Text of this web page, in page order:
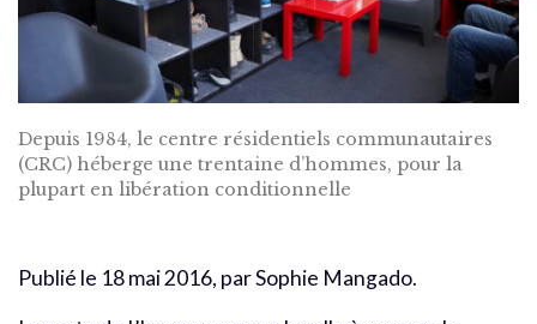
Depuis 1984, le centre résidentiels communautaires
(CRC) héberge une trentaine d’hommes, pour la
plupart en libération conditionnelle
Publié le 18 mai 2016, par Sophie Mangado.